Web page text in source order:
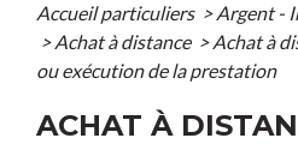
Accueil particuliers > Argent -
> Achat à distance > Achat à
ou exécution de la prestation
ACHAT À